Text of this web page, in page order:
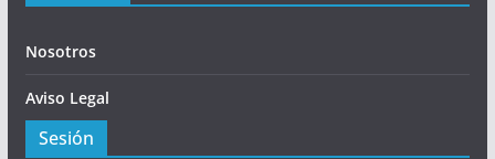
Nosotros
Aviso Legal
Sesión